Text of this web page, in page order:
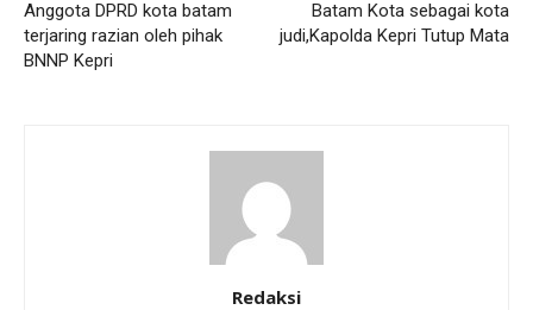
Anggota DPRD kota batam
terjaring razian oleh pihak
BNNP Kepri
Batam Kota sebagai kota
judi,Kapolda Kepri Tutup Mata
Redaksi